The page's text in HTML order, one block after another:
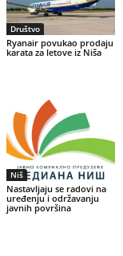
Društvo
Ryanair povukao prodaju
karata za letove iz Niša
Niš
Nastavljaju se radovi na
uređenju i održavanju
javnih površina